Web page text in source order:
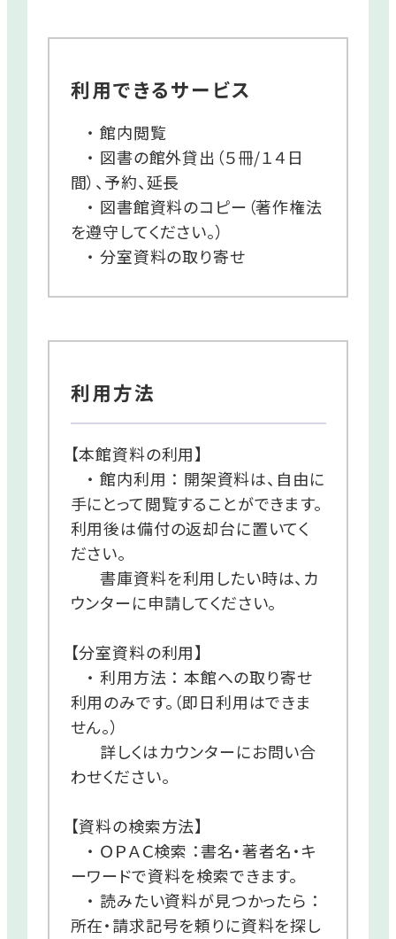
利用できるサービス
・ 館内閲覧
・ 図書の館外貸出（５冊/１４日
間）、予約、延長
・ 図書館資料のコピー（著作権法
を遵守してください。）
・ 分室資料の取り寄せ
利用方法
【本館資料の利用】
・ 館内利用 ： 開架資料は、自由に
手にとって閲覧することができます。
利用後は備付の返却台に置いてく
ださい。
書庫資料を利用したい時は、カ
ウンターに申請してください。
【分室資料の利用】
・ 利用方法 ： 本館への取り寄せ
利用のみです。（即日利用はできま
せん。）
詳しくはカウンターにお問い合
わせください。
【資料の検索方法】
・ ＯＰＡＣ検索 ：書名・著者名・キ
ーワードで資料を検索できます。
・ 読みたい資料が見つかったら ：
所在・請求記号を頼りに資料を探し